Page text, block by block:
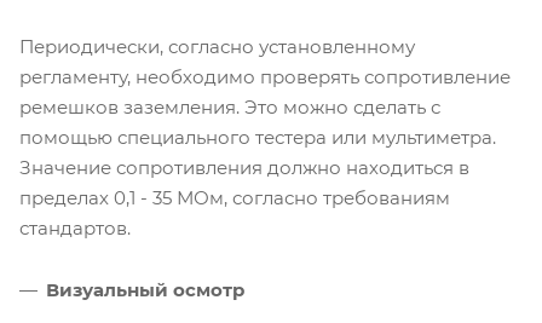
Периодически, согласно установленному
регламенту, необходимо проверять сопротивление
ремешков заземления. Это можно сделать с
помощью специального тестера или мультиметра.
Значение сопротивления должно находиться в
пределах 0,1 - 35 МОм, согласно требованиям
стандартов.
Визуальный осмотр